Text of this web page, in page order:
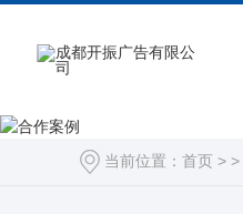
当前位置： 首页 > >